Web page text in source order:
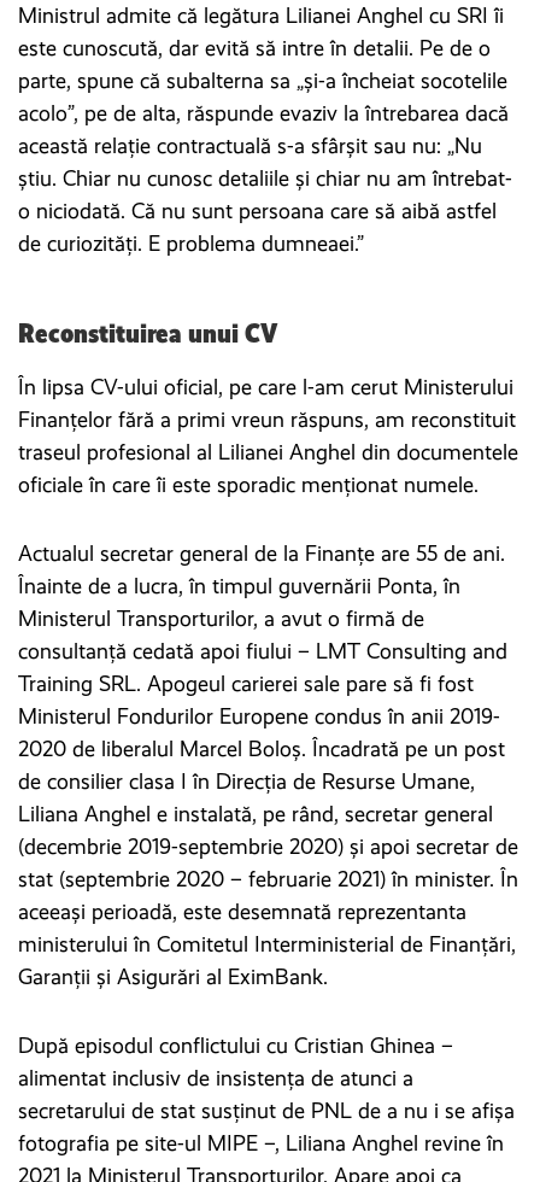
Ministrul admite că legătura Lilianei Anghel cu SRI îi
este cunoscută, dar evită să intre în detalii. Pe de o
parte, spune că subalterna sa „și-a încheiat socotelile
acolo”, pe de alta, răspunde evaziv la întrebarea dacă
această relație contractuală s-a sfârșit sau nu: „Nu
știu. Chiar nu cunosc detaliile și chiar nu am întrebat-
o niciodată. Că nu sunt persoana care să aibă astfel
de curiozități. E problema dumneaei.”
Reconstituirea unui CV
În lipsa CV-ului oficial, pe care l-am cerut Ministerului
Finanțelor fără a primi vreun răspuns, am reconstituit
traseul profesional al Lilianei Anghel din documentele
oficiale în care îi este sporadic menționat numele.
Actualul secretar general de la Finanțe are 55 de ani.
Înainte de a lucra, în timpul guvernării Ponta, în
Ministerul Transporturilor, a avut o firmă de
consultanță cedată apoi fiului – LMT Consulting and
Training SRL. Apogeul carierei sale pare să fi fost
Ministerul Fondurilor Europene condus în anii 2019-
2020 de liberalul Marcel Boloș. Încadrată pe un post
de consilier clasa I în Direcția de Resurse Umane,
Liliana Anghel e instalată, pe rând, secretar general
(decembrie 2019-septembrie 2020) și apoi secretar de
stat (septembrie 2020 – februarie 2021) în minister. În
aceeași perioadă, este desemnată reprezentanta
ministerului în Comitetul Interministerial de Finanțări,
Garanții și Asigurări al EximBank.
După episodul conflictului cu Cristian Ghinea –
alimentat inclusiv de insistența de atunci a
secretarului de stat susținut de PNL de a nu i se afișa
fotografia pe site-ul MIPE –, Liliana Anghel revine în
2021 la Ministerul Transporturilor. Apare apoi ca